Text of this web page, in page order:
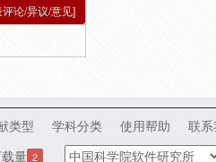
论/异议/意见]
类型 学科分类 使用帮助
联
量 2